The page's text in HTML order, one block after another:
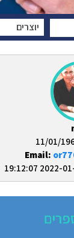
יוצרים
Email: